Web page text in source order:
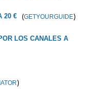
20 € (GETYOURGUIDE)
LOS CANALES A
)